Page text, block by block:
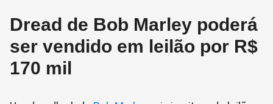
Dread de Bob Marley poderá
ser vendido em leilão por R$
170 mil